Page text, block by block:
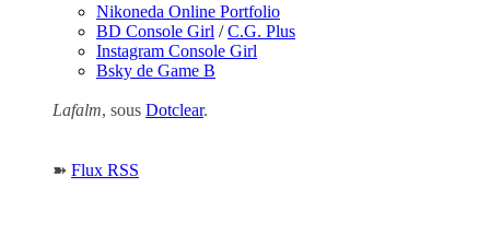
Nikoneda Online Portfolio
BD Console Girl /C.G. Plus
Instagram Console Girl
Bsky de Game B
Lafalm, sous Dotclear.
➽ Flux RSS